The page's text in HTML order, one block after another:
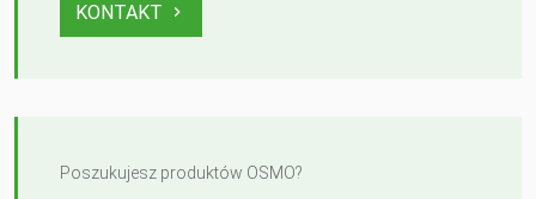
KONTAKT
Poszukujesz produktów OSMO?